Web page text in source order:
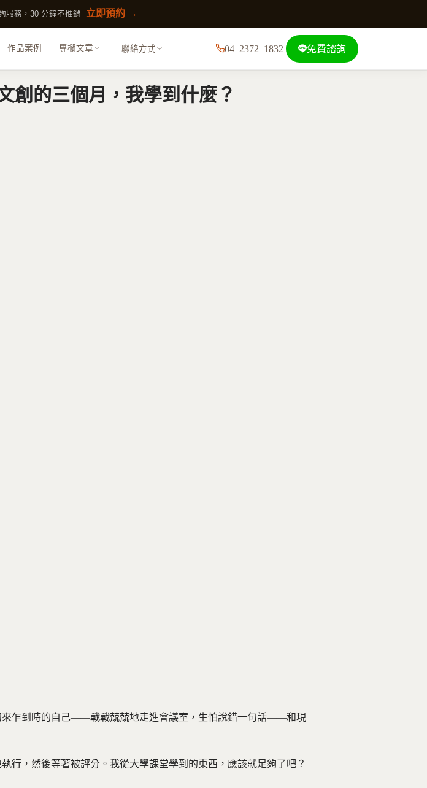
服務，30 分鐘不推銷 立即預約 →
作品案例 專欄文章 聯絡方式 04–2372–1832 免費諮詢
創的三個月，我學到什麼？
來乍到時的自己——戰戰兢兢地走進會議室，生怕說錯一句話——和現
行，然後等著被評分。我從大學課堂學到的東西，應該就足夠了吧？